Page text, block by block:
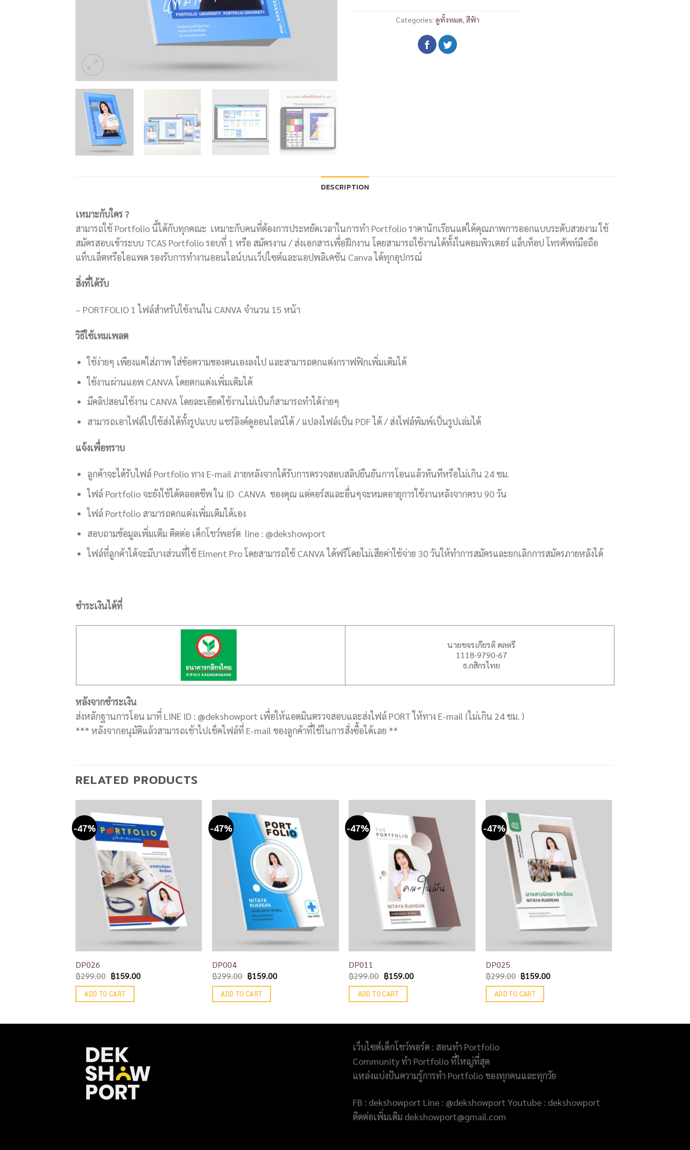
Categories: ดูทั้งหมด, สีฟ้า
DESCRIPTION
เหมาะกับใคร ?
สามารถใช้ Portfolio นี้ได้กับทุกคณะ เหมาะกับคนที่ต้องการประหยัดเวลาในการทำ Portfolio ราคานักเรียนแต่ได้คุณภาพการออกแบบระดับสวยงาม ใช้
สมัครสอบเข้าระบบ TCAS Portfolio รอบที่ 1 หรือ สมัครงาน / ส่งเอกสารเพื่อฝึกงาน โดยสามารถใช้งานได้ทั้งในคอมพิวเตอร์ แล็บท็อป โทรศัพท์มือถือ
แท็บเล็ตหรือไอแพด รองรับการทำงานออนไลน์บนเว็ปไซต์และแอปพลิเคชัน Canva ได้ทุกอุปกรณ์
สิ่งที่ได้รับ
– PORTFOLIO 1 ไฟล์สำหรับใช้งานใน CANVA จำนวน 15 หน้า
วิธีใช้เทมเพลต
ใช้ง่ายๆ เพียงแค่ใส่ภาพ ใส่ข้อความของตนเองลงไป และสามารถตกแต่งกราฟฟิกเพิ่มเติมได้
ใช้งานผ่านแอพ CANVA โดยตกแต่งเพิ่มเติมได้
มีคลิปสอนใช้งาน CANVA โดยละเอียดใช้งานไม่เป็นก็สามารถทำได้ง่ายๆ
สามารถเอาไฟล์ไปใช้ส่งได้ทั้งรูปแบบ แชร์ลิงค์ดูออนไลน์ได้ / แปลงไฟล์เป็น PDF ได้ / ส่งไฟล์พิมพ์เป็นรูปเล่มได้
แจ้งเพื่อทราบ
ลูกค้าจะได้รับไฟล์ Portfolio ทาง E-mail ภายหลังจากได้รับการตรวจสอบสลิปยืนยันการโอนแล้วทันทีหรือไม่เกิน 24 ชม.
ไฟล์ Portfolio จะยังใช้ได้ตลอดชีพ ใน ID CANVA ของคุณ แต่คอร์สและอื่นๆจะหมดอายุการใช้งานหลังจากครบ 90 วัน
ไฟล์ Portfolio สามารถตกแต่งเพิ่มเติมได้เอง
สอบถามข้อมูลเพิ่มเติม ติดต่อ เด็กโชว์พอร์ต line : @dekshowport
ไฟล์ที่ลูกค้าได้จะมีบางส่วนที่ใช้ Elment Pro โดยสามารถใช้ CANVA ได้ฟรีโดยไม่เสียค่าใช้จ่าย 30 วันให้ทำการสมัครและยกเลิกการสมัครภายหลังได้
ชำระเงินได้ที่
นายขจรเกียรติ ดลตรี
1118-9790-67
ธ.กสิกรไทย
หลังจากชำระเงิน
ส่งหลักฐานการโอน มาที่ LINE ID : @dekshowport เพื่อให้แอดมินตรวจสอบและส่งไฟล์ PORT ให้ทาง E-mail (ไม่เกิน 24 ชม. )
*** หลังจากอนุมัติแล้วสามารถเช้าไปเช็คไฟล์ที่ E-mail ของลูกค้าที่ใช้ในการสั่งซื้อได้เลย **
RELATED PRODUCTS
-47%
DP026
฿299.00 ฿159.00
ADD TO CART
-47%
DP004
฿299.00 ฿159.00
ADD TO CART
-47%
DP011
฿299.00 ฿159.00
ADD TO CART
-47%
DP025
฿299.00 ฿159.00
ADD TO CART
เว็บไซต์เด็กโชว์พอร์ต : สอนทำ Portfolio
Community ทำ Portfolio ที่ใหญ่ที่สุด
แหล่งแบ่งปันความรู้การทำ Portfolio ของทุกคนและทุกวัย
FB : dekshowport Line : @dekshowport Youtube : dekshowport
ติดต่อเพิ่มเติม dekshowport@gmail.com